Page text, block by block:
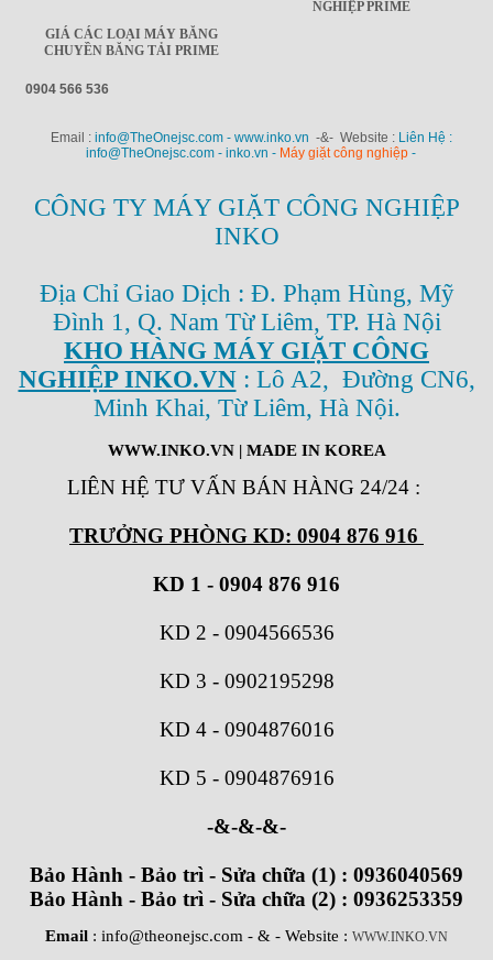
NGHIỆP PRIME
GIÁ CÁC LOẠI MÁY BĂNG
CHUYỀN BĂNG TẢI PRIME
0904 566 536
Email : info@TheOnejsc.com - www.inko.vn -&- Website : Liên Hệ :
info@TheOnejsc.com - inko.vn - Máy giặt công nghiệp -
CÔNG TY MÁY GIẶT CÔNG NGHIỆP
INKO
Địa Chỉ Giao Dịch : Đ. Phạm Hùng, Mỹ
Đình 1, Q. Nam Từ Liêm, TP. Hà Nội
KHO HÀNG MÁY GIẶT CÔNG
NGHIỆP INKO.VN: Lô A2, Đường CN6,
Minh Khai, Từ Liêm, Hà Nội.
WWW.INKO.VN| MADE IN KOREA
LIÊN HỆ TƯ VẤN BÁN HÀNG 24/24 :
TRƯỞNG PHÒNG KD: 0904 876 916
KD 1 - 0904 876 916
KD 2 - 0904566536
KD 3 - 0902195298
KD 4 - 0904876016
KD 5 - 0904876916
-&-&-&-
Bảo Hành - Bảo trì - Sửa chữa (1) : 0936040569
Bảo Hành - Bảo trì - Sửa chữa (2) : 0936253359
Email : info@theonejsc.com - & - Website : WWW.INKO.VN